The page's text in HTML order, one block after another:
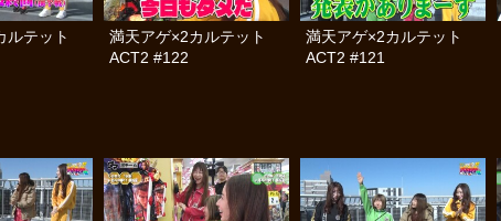
ルテット
満天アゲ×2カルテット
ACT2 #122
満天アゲ×2カルテット
ACT2 #121